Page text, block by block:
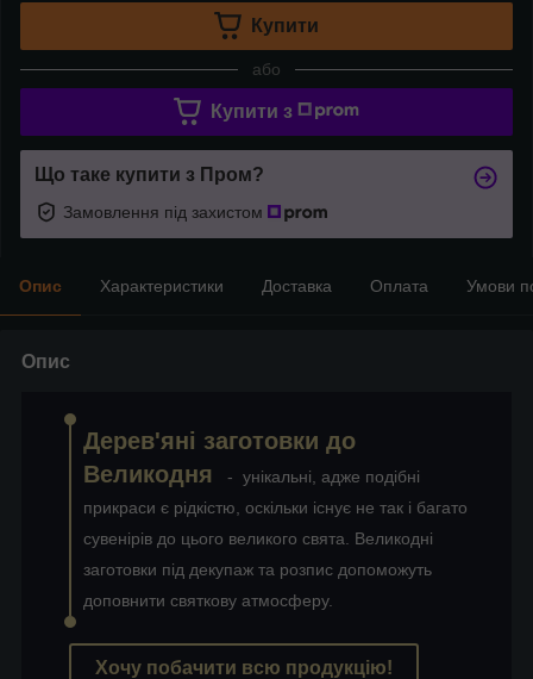
Купити
або
Купити з
Що таке купити з Пром?
Замовлення під захистом
Опис Характеристики Доставка Оплата Умови
Опис
Дерев'яні заготовки до
Великодня
- унікальні, адже подібні
прикраси є рідкістю, оскільки існує не так і багато
сувенірів до цього великого свята. Великодні
заготовки під декупаж та розпис допоможуть
доповнити святкову атмосферу.
Хочу побачити всю продукцію!